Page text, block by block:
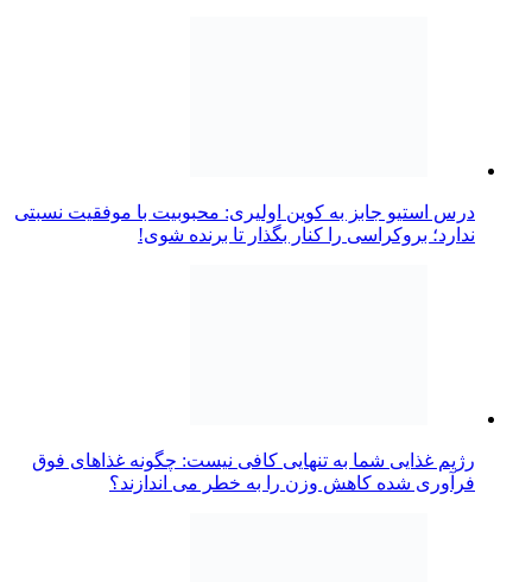
درس استیو جابز به کوین اولیری: محبوبیت با موفقیت نسبتی
ندارد؛ بروکراسی را کنار بگذار تا برنده شوی!
رژیم غذایی شما به تنهایی کافی نیست: چگونه غذاهای فوق
فرآوری شده کاهش وزن را به خطر می اندازند؟